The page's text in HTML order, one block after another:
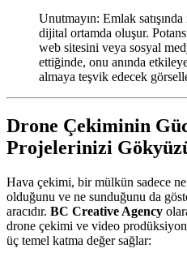
Unutmayın: Emlak
dijital ortamda oluşur.
web sitesini veya sosyal
ettiğinde, onu anında
almaya teşvik edecek
Drone Çekiminin
Projelerinizi
Hava çekimi, bir mülkün sadece
olduğunu ve ne sunduğunu da
aracıdır. BC Creative Agency
drone çekimi ve video
üç temel katma değer sağlar: